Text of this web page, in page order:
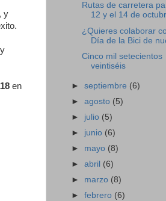
y
en
Rutas de carretera
12 y el 14 de
¿Quieres colaborar
Día de la Bici de
Cinco mil setecientos
veintiséis
►septiembre (6)
►agosto (5)
► julio (5)
► junio (6)
► mayo (8)
►abril (6)
► marzo (8)
►febrero (6)